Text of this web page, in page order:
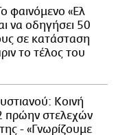
φαινόμενο «Ελ
να οδηγήσει 50
σε κατάσταση
το τέλος του
Κοινή
πρώην στελεχών
- «Γνωρίζουμε